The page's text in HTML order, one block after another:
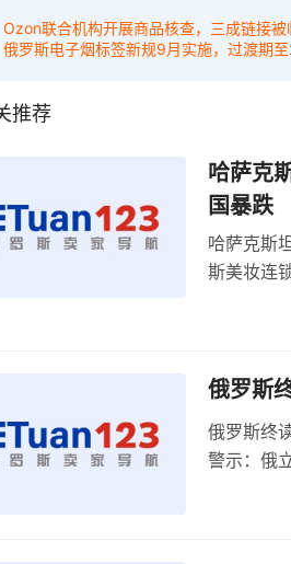
Ozon联合机构开展商品核查，三成链接被
俄罗斯电子烟标签新规9月实施，过渡期
推荐
哈萨克
国暴跌
哈萨克斯
斯美妆连
俄罗斯
俄罗斯终
警示：俄